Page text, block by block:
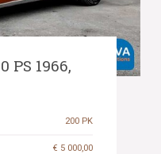
PS 1966,
200 PK
€ 5 000,00